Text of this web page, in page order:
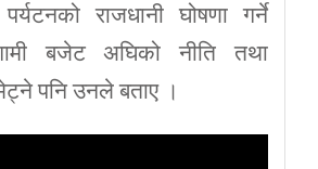
राजधानी घोषणा गर्ने
बजेट अघिको नीति तथा
पनि उनले बताए ।